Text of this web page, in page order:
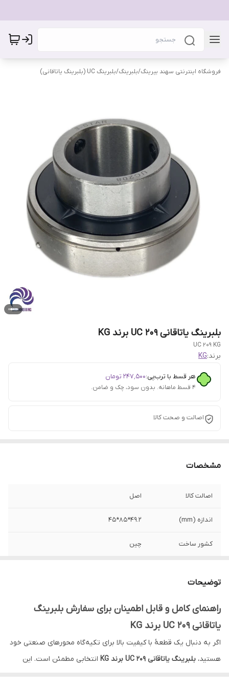
فروشگاه اینترنتی سهند بیرینگ/بلبرینگ/بلبرینگ UC (بلبرینگ یاتاقانی)
بلبرینگ یاتاقانی UC 209 برند KG
UC 209 KG
برند:KG
هر قسط با ترب‌پی:۲۴۷٬۵۰۰ تومان
۴ قسط ماهانه. بدون سود، چک و ضامن.
اصالت و صحت کالا
مشخصات
اصالت کالا اصل
اندازه (mm) 49.2*85*45
کشور ساخت چین
توضیحات
راهنمای کامل و قابل اطمینان برای سفارش بلبرینگ
یاتاقانی UC 209 برند KG
اگر به دنبال یک قطعهٔ با کیفیت بالا برای تکیه‌گاه محورهای صنعتی خود
هستید، بلبرینگ یاتاقانی UC 209 برند KG
انتخابی مطمئن است. این